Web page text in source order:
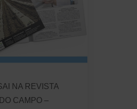
NA REVISTA
CAMPO –